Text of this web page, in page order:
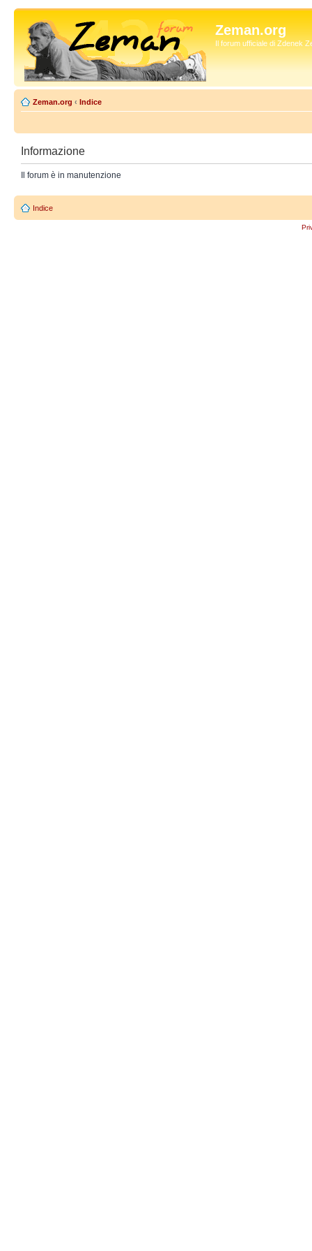
Zeman.org
Il forum ufficiale di Zdenek
Zeman.org ‹ Indice
Informazione
Il forum è in manutenzione
Indice